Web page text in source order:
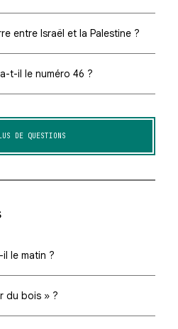
entre Israël et la Palestine ?
t-il le numéro 46 ?
DE QUESTIONS
le matin ?
du bois » ?